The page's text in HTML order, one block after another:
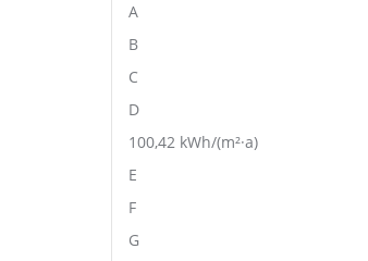
A
B
C
D
100,42 kWh/(m²·a)
E
F
G